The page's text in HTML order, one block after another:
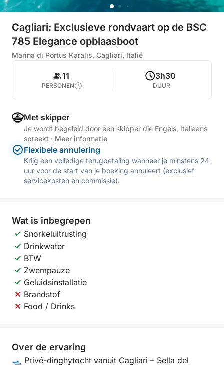
Cagliari: Exclusieve rondvaart op de BSC
785 Elegance opblaasboot
Marina di Portus Karalis, Cagliari, Italië
11
PERSONEN
3h30
DUUR
Met skipper
Je wordt begeleid door een skipper die Engels, Italiaans
spreekt · Meer informatie
Flexibele annulering
Krijg een volledige terugbetaling wanneer je minstens 24
uur voor de start van je boeking annuleert (exclusief
servicekosten en commissie).
Wat is inbegrepen
Snorkeluitrusting
Drinkwater
BTW
Zwempauze
Geluidsinstallatie
Brandstof
Food / Drinks
Over de ervaring
🛥️ Privé-dinghytocht vanuit Cagliari – Sella del